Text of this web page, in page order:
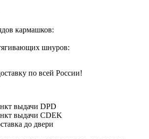
кармашков:
шнуров:
по всей России!
выдачи DPD
выдачи CDEK
до двери